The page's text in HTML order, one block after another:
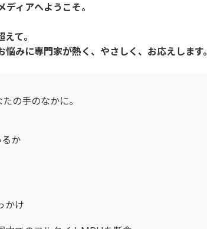
ィアへようこそ。
て。
みに専門家が熱く、やさしく、お応えします。
の手のなかに。
か
かけ